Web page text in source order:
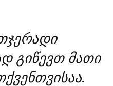
გიწევთ მათი